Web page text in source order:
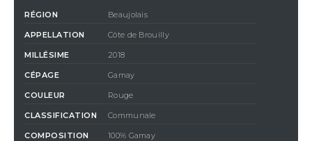
RÉGION Beaujolais
APPELLATION Côte de Brouilly
MILLÉSIME 2018
CÉPAGE Gamay
COULEUR Rouge
CLASSIFICATION Communale
COMPOSITION 100% Gamay